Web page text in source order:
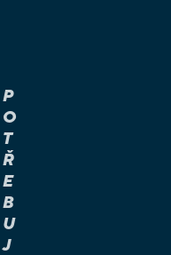
P
O
T
Ř
E
B
U
J